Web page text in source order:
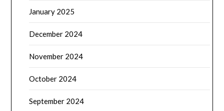
January 2025
December 2024
November 2024
October 2024
September 2024